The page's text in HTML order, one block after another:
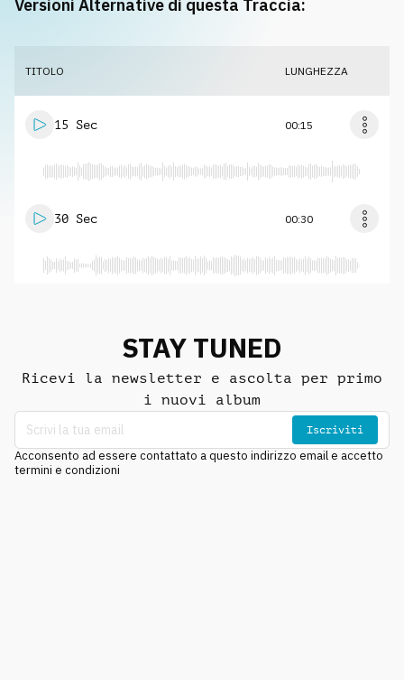
Versioni Alternative di questa Traccia:
TITOLO LUNGHEZZA
15 Sec 00:15
30 Sec 00:30
STAY TUNED
Ricevi la newsletter e ascolta per primo
i nuovi album
Iscriviti
Acconsento ad essere contattato a questo indirizzo email e accetto
termini e condizioni